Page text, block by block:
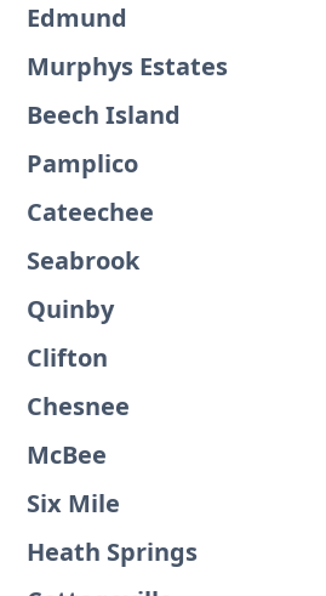
Edmund
Murphys Estates
Beech Island
Pamplico
Cateechee
Seabrook
Quinby
Clifton
Chesnee
McBee
Six Mile
Heath Springs